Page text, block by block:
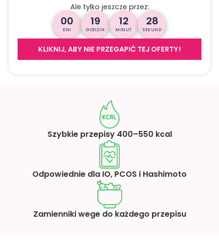
Ale tylko jeszcze przez:
00
DNI
19
GODZIN
12
MINUT
26
SEKUND
KLIKNIJ, ABY NIE PRZEGAPIĆ TEJ OFERTY!
Szybkie przepisy 400–550 kcal
Odpowiednie dla IO, PCOS i Hashimoto
Zamienniki wege do każdego przepisu